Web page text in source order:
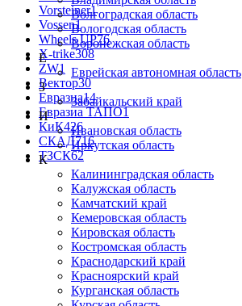
Vorsteiner1
Vossen1
Wheels UP76
X-trike308
ZW1
Вектор30
Евразиа14
Евразиа ТАПО1
КиК426
СКАД716
ТЗСК62
Волгоградская область
Вологодская область
Воронежская область
Е
Еврейская автономная область
З
Забайкальский край
И
Ивановская область
Иркутская область
К
Калининградская область
Калужская область
Камчатский край
Кемеровская область
Кировская область
Костромская область
Краснодарский край
Красноярский край
Курганская область